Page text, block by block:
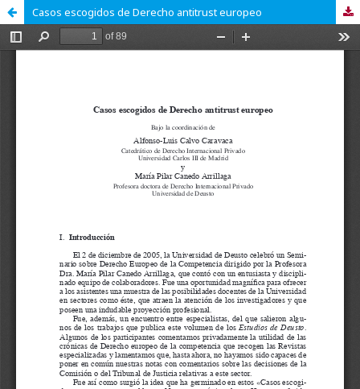
Casos escogidos de Derecho antitrust europeo